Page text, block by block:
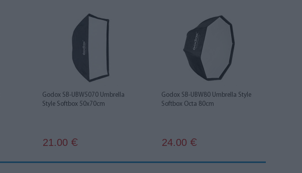
Godox SB-UBW5070 Umbrella
Style Softbox 50x70cm
21.00 €
Godox SB-UBW80 Umbrella Style
Softbox Octa 80cm
24.00 €